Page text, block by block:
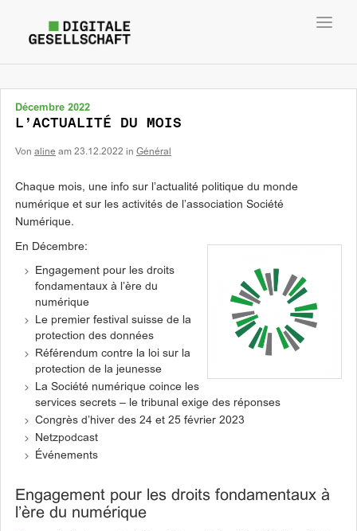
Décembre 2022
L’ACTUALITÉ DU MOIS
Von aline am 23.12.2022 in Général
Chaque mois, une info sur l’actualité politique du monde
numérique et sur les activités de l’association Société
Numérique.
En Décembre:
Engagement pour les droits
fondamentaux à l’ère du
numérique
Le premier festival suisse de la
protection des données
Référendum contre la loi sur la
protection de la jeunesse
La Société numérique coince les
services secrets – le tribunal exige des réponses
Congrès d’hiver des 24 et 25 février 2023
Netzpodcast
Événements
Engagement pour les droits fondamentaux à
l’ère du numérique